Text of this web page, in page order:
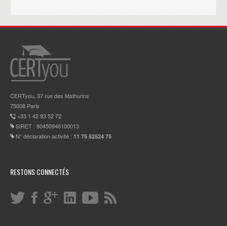
CERTyou, 37 rue des Mathurins
75008 Paris
+33 1 42 93 52 72
SIRET : 80450946100013
N° déclaration activité : 11 75 52524 75
RESTONS CONNECTÉS